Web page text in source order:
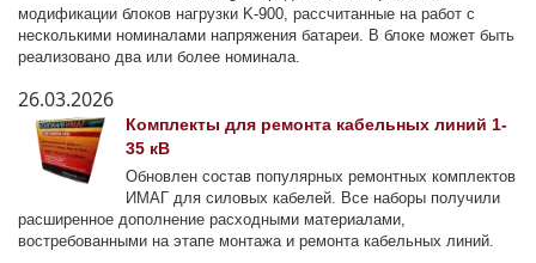
модификации блоков нагрузки K-900, рассчитанные на работ с
несколькими номиналами напряжения батареи. В блоке может быть
реализовано два или более номинала.
26.03.2026
Комплекты для ремонта кабельных линий 1-
35 кВ
Обновлен состав популярных ремонтных комплектов
ИМАГ для силовых кабелей. Все наборы получили
расширенное дополнение расходными материалами,
востребованными на этапе монтажа и ремонта кабельных линий.